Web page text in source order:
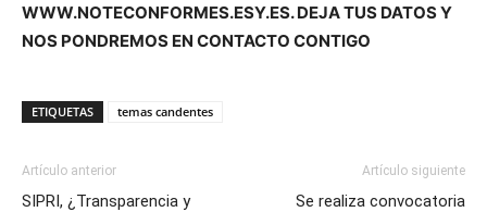
WWW.NOTECONFORMES.ESY.ES. DEJA TUS DATOS Y
NOS PONDREMOS EN CONTACTO CONTIGO
ETIQUETAS temas candentes
Artículo anterior
SIPRI, ¿Transparencia y
Artículo siguiente
Se realiza convocatoria